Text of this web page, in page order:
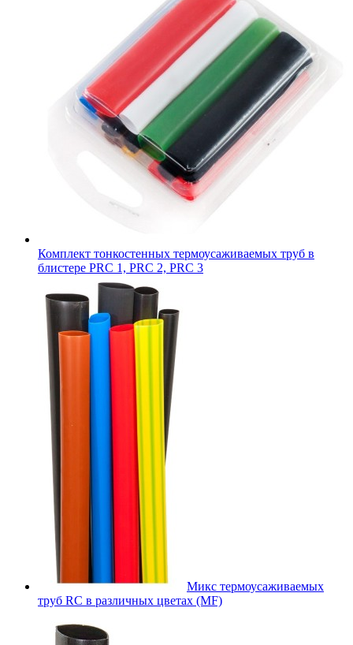
Комплект тонкостенных термоусаживаемых труб в
блистере PRC 1, PRC 2, PRC 3
Микс термоусаживаемых
труб RC в различных цветах (MF)